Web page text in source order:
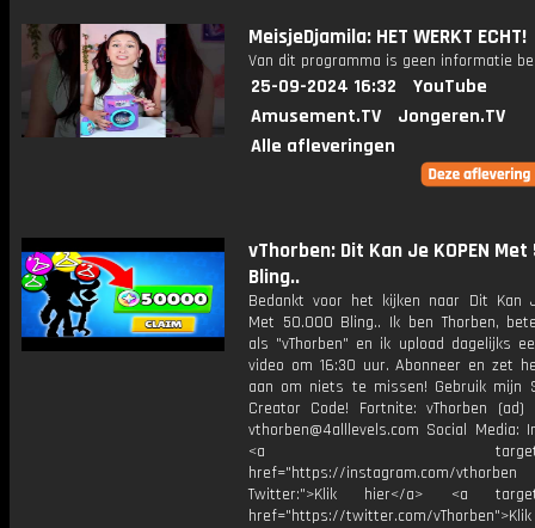
MeisjeDjamila: HET WERKT ECHT!
Van dit programma is geen informatie
25-09-2024 16:32
YouTube
Amusement.TV
Jongeren.TV
Alle afleveringen
vThorben: Dit Kan Je KOPEN Met
Bling..
Bedankt voor het kijken naar Dit Kan
Met 50.000 Bling.. Ik ben Thorben,
als "vThorben" en ik upload dagelijks
video om 16:30 uur. Abonneer en zet
aan om niets te missen! Gebruik mijn
Creator Code! Fortnite: vThorben (ad)
vthorben@4alllevels.com Social Media:
<a
href="https://instagram.com/vthorben
Twitter:">Klik hier</a> <a
href="https://twitter.com/